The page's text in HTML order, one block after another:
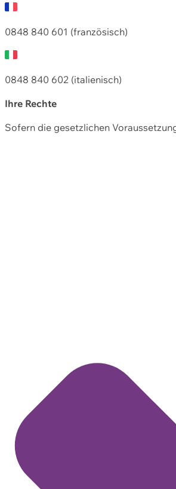
0848 840 601 (französisch)
0848 840 602 (italienisch)
Ihre Rechte
Sofern die gesetzlichen